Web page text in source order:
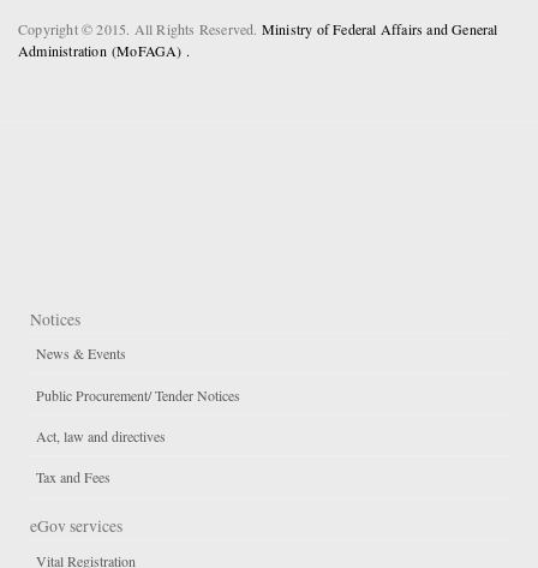
Copyright © 2015. All Rights Reserved. Ministry of Federal Affairs and General
Administration (MoFAGA) .
Notices
News & Events
Public Procurement/ Tender Notices
Act, law and directives
Tax and Fees
eGov services
Vital Registration